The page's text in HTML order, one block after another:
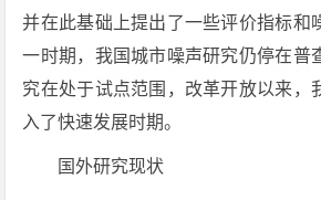
并在此基础上提出了一些评价指标和
一时期，我国城市噪声研究仍停在普
究在处于试点范围，改革开放以来，
入了快速发展时期。
国外研究现状